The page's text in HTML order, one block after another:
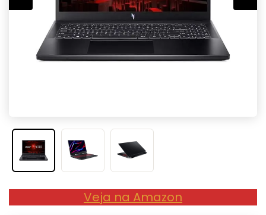
Veja na Amazon